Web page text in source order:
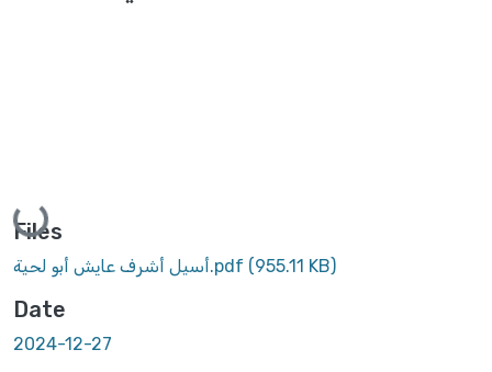
Loading...
Files
أسيل أشرف عايش أبو لحية.pdf (955.11 KB)
Date
2024-12-27